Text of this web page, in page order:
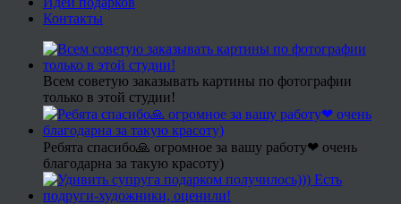
Контакты
Всем советую заказывать картины по фотографии
только в этой студии!
Ребята спасибо🙏 огромное за вашу работу❤ очень
благодарна за такую красоту)